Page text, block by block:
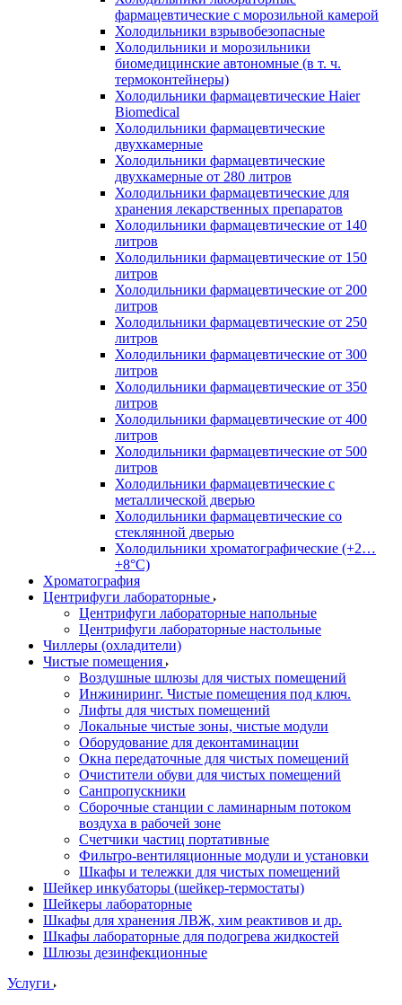
фармацевтические с морозильной камерой
Холодильники взрывобезопасные
Холодильники и морозильники
биомедицинские автономные (в т. ч.
термоконтейнеры)
Холодильники фармацевтические Haier
Biomedical
Холодильники фармацевтические
двухкамерные
Холодильники фармацевтические
двухкамерные от 280 литров
Холодильники фармацевтические для
хранения лекарственных препаратов
Холодильники фармацевтические от 140
литров
Холодильники фармацевтические от 150
литров
Холодильники фармацевтические от 200
литров
Холодильники фармацевтические от 250
литров
Холодильники фармацевтические от 300
литров
Холодильники фармацевтические от 350
литров
Холодильники фармацевтические от 400
литров
Холодильники фармацевтические от 500
литров
Холодильники фармацевтические с
металлической дверью
Холодильники фармацевтические со
стеклянной дверью
Холодильники хроматографические (+2…
+8°C)
Хроматография
Центрифуги лабораторные
Центрифуги лабораторные напольные
Центрифуги лабораторные настольные
Чиллеры (охладители)
Чистые помещения
Воздушные шлюзы для чистых помещений
Инжиниринг. Чистые помещения под ключ.
Лифты для чистых помещений
Локальные чистые зоны, чистые модули
Оборудование для деконтаминации
Окна передаточные для чистых помещений
Очистители обуви для чистых помещений
Санпропускники
Сборочные станции с ламинарным потоком
воздуха в рабочей зоне
Счетчики частиц портативные
Фильтро-вентиляционные модули и установки
Шкафы и тележки для чистых помещений
Шейкер инкубаторы (шейкер-термостаты)
Шейкеры лабораторные
Шкафы для хранения ЛВЖ, хим реактивов и др.
Шкафы лабораторные для подогрева жидкостей
Шлюзы дезинфекционные
Услуги